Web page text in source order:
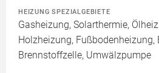
HEIZUNG SPEZIALGEBIETE
Gasheizung, Solarthermie,
Holzheizung, Fußbodenheizung,
Brennstoffzelle, Umwälzpumpe